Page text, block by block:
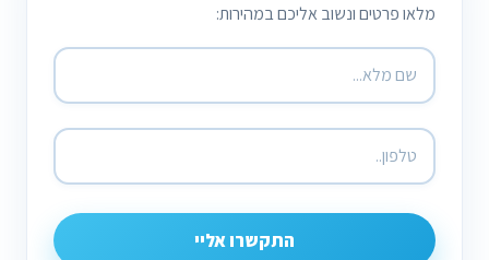
מלאו פרטים ונשוב אליכם במהירות:
התקשרו אליי